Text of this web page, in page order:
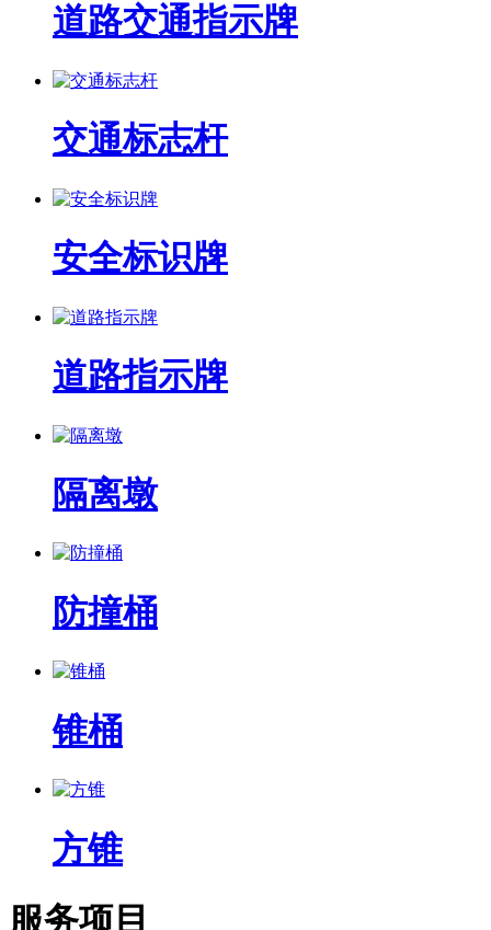
道路交通指示牌
交通标志杆
安全标识牌
道路指示牌
隔离墩
防撞桶
锥桶
方锥
服务项目